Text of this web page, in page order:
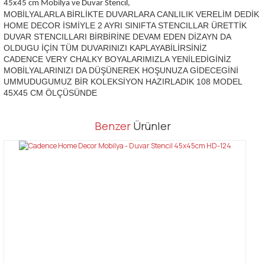
45x45 cm Mobilya ve Duvar Stencıl,
MOBİLYALARLA BİRLİKTE DUVARLARA CANLILIK VERELİM DEDİK
HOME DECOR İSMİYLE 2 AYRI SINIFTA STENCILLAR ÜRETTİK
DUVAR STENCILLARI BİRBİRİNE DEVAM EDEN DİZAYN DA
OLDUGU İÇİN TÜM DUVARINIZI KAPLAYABİLİRSİNİZ
CADENCE VERY CHALKY BOYALARIMIZLA YENİLEDİGİNİZ
MOBİLYALARINIZI DA DÜŞÜNEREK HOŞUNUZA GİDECEGİNİ
UMMUDUGUMUZ BİR KOLEKSİYON HAZIRLADIK 108 MODEL
45X45 CM ÖLÇÜSÜNDE
Bu ürüne ilk yorumu siz yapın!
Bu ürünün fiyat bilgisi, resim, ürün açıklamalarında ve diğer
tarafımıza iletebilirsiniz.
Benzer Ürünler